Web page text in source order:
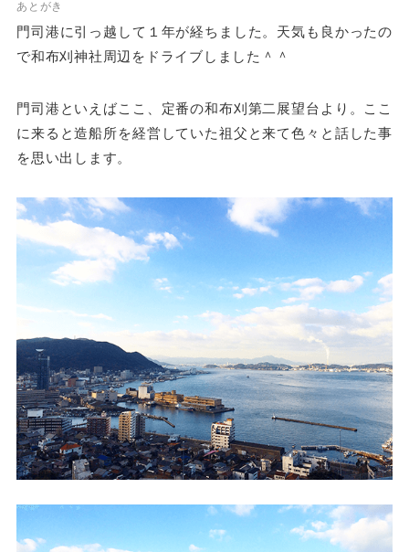
あとがき
門司港に引っ越して１年が経ちました。天気も良かったの
で和布刈神社周辺をドライブしました＾＾
門司港といえばここ、定番の和布刈第二展望台より。ここ
に来ると造船所を経営していた祖父と来て色々と話した事
を思い出します。